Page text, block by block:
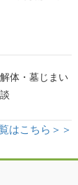
体・墓じまい
はこちら＞＞